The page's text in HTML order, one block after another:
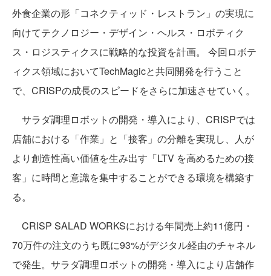
外食企業の形「コネクティッド・レストラン」の実現に
向けてテクノロジー・デザイン・ヘルス・ロボティク
ス・ロジスティクスに戦略的な投資を計画。 今回ロボテ
ィクス領域においてTechMagicと共同開発を行うこと
で、CRISPの成長のスピードをさらに加速させていく。
サラダ調理ロボットの開発・導入により、CRISPでは
店舗における「作業」と「接客」の分離を実現し、人が
より創造性高い価値を生み出す「LTV を高めるための接
客」に時間と意識を集中することができる環境を構築す
る。
CRISP SALAD WORKSにおける年間売上約11億円・
70万件の注文のうち既に93%がデジタル経由のチャネル
で発生。サラダ調理ロボットの開発・導入により店舗作